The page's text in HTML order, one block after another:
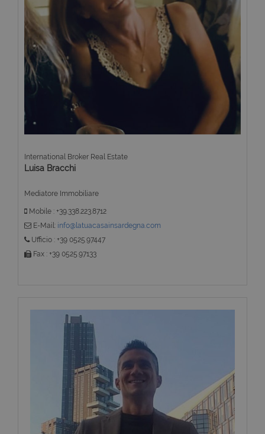
International Broker Real Estate
Luisa Bracchi
Mediatore Immobiliare
Mobile : +39.338.223.8712
E-Mail: info@latuacasainsardegna.com
Ufficio : +39 0525.97447
Fax : +39 0525.97133